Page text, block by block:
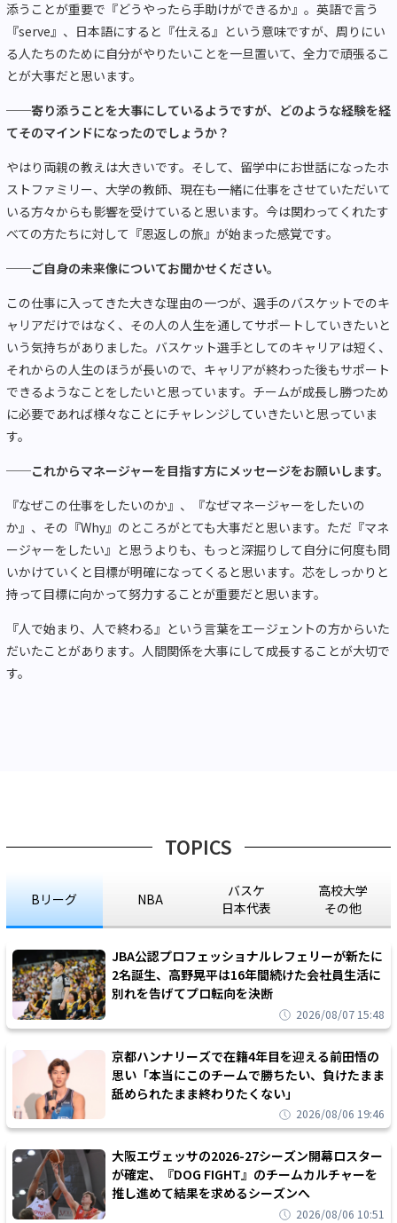
添うことが重要で『どうやったら手助けができるか』。英語で言う
『serve』、日本語にすると『仕える』という意味ですが、周りにい
る人たちのために自分がやりたいことを一旦置いて、全力で頑張るこ
とが大事だと思います。
──寄り添うことを大事にしているようですが、どのような経験を経
てそのマインドになったのでしょうか？
やはり両親の教えは大きいです。そして、留学中にお世話になったホ
ストファミリー、大学の教師、現在も一緒に仕事をさせていただいて
いる方々からも影響を受けていると思います。今は関わってくれたす
べての方たちに対して『恩返しの旅』が始まった感覚です。
──ご自身の未来像についてお聞かせください。
この仕事に入ってきた大きな理由の一つが、選手のバスケットでのキ
ャリアだけではなく、その人の人生を通してサポートしていきたいと
いう気持ちがありました。バスケット選手としてのキャリアは短く、
それからの人生のほうが長いので、キャリアが終わった後もサポート
できるようなことをしたいと思っています。チームが成長し勝つため
に必要であれば様々なことにチャレンジしていきたいと思っていま
す。
──これからマネージャーを目指す方にメッセージをお願いします。
『なぜこの仕事をしたいのか』、『なぜマネージャーをしたいの
か』、その『Why』のところがとても大事だと思います。ただ『マネ
ージャーをしたい』と思うよりも、もっと深掘りして自分に何度も問
いかけていくと目標が明確になってくると思います。芯をしっかりと
持って目標に向かって努力することが重要だと思います。
『人で始まり、人で終わる』という言葉をエージェントの方からいた
だいたことがあります。人間関係を大事にして成長することが大切で
す。
TOPICS
Bリーグ NBA
バスケ
日本代表
高校大学
その他
JBA公認プロフェッショナルレフェリーが新たに
2名誕生、高野晃平は16年間続けた会社員生活に
別れを告げてプロ転向を決断
2026/08/07 15:48
京都ハンナリーズで在籍4年目を迎える前田悟の
思い「本当にこのチームで勝ちたい、負けたまま
舐められたまま終わりたくない」
2026/08/06 19:46
大阪エヴェッサの2026-27シーズン開幕ロスター
が確定、『DOG FIGHT』のチームカルチャーを
推し進めて結果を求めるシーズンへ
2026/08/06 10:51